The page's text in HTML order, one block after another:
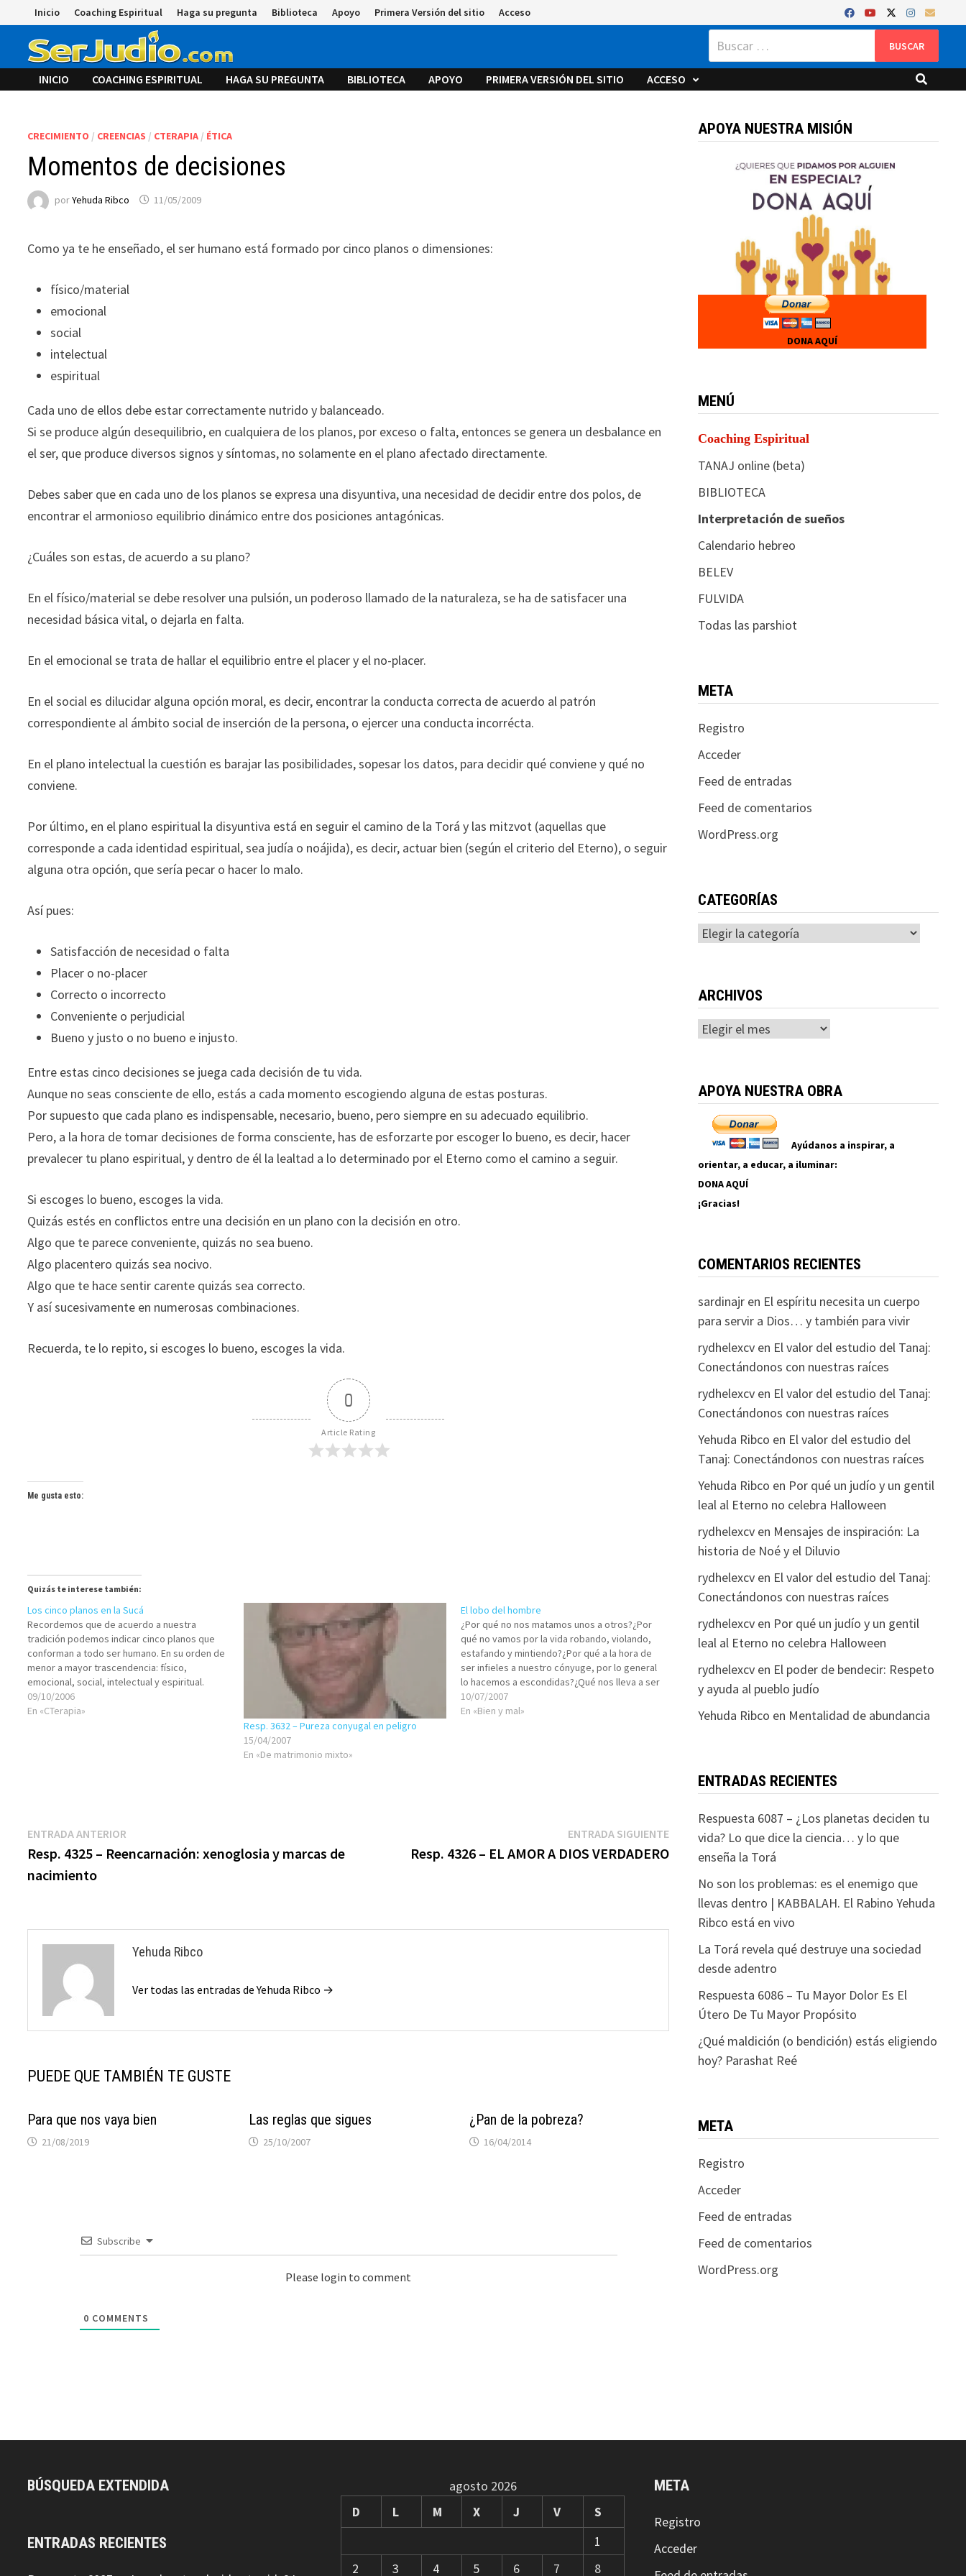
al
contenido
Inicio Coaching Espiritual Haga su pregunta Biblioteca Apoyo Primera Versión del sitio Acceso
Buscar:
INICIO COACHING ESPIRITUAL HAGA SU PREGUNTA BIBLIOTECA APOYO PRIMERA VERSIÓN DEL SITIO ACCESO
CRECIMIENTO / CREENCIAS / CTERAPIA / ÉTICA
Momentos de decisiones
porYehuda Ribco 11/05/2009
Como ya te he enseñado, el ser humano está formado por cinco planos o dimensiones:
físico/material
emocional
social
intelectual
espiritual
Cada uno de ellos debe estar correctamente nutrido y balanceado.
Si se produce algún desequilibrio, en cualquiera de los planos, por exceso o falta, entonces se genera un desbalance en
el ser, que produce diversos signos y síntomas, no solamente en el plano afectado directamente.
Debes saber que en cada uno de los planos se expresa una disyuntiva, una necesidad de decidir entre dos polos, de
encontrar el armonioso equilibrio dinámico entre dos posiciones antagónicas.
¿Cuáles son estas, de acuerdo a su plano?
En el físico/material se debe resolver una pulsión, un poderoso llamado de la naturaleza, se ha de satisfacer una
necesidad básica vital, o dejarla en falta.
En el emocional se trata de hallar el equilibrio entre el placer y el no-placer.
En el social es dilucidar alguna opción moral, es decir, encontrar la conducta correcta de acuerdo al patrón
correspondiente al ámbito social de inserción de la persona, o ejercer una conducta incorrécta.
En el plano intelectual la cuestión es barajar las posibilidades, sopesar los datos, para decidir qué conviene y qué no
conviene.
Por último, en el plano espiritual la disyuntiva está en seguir el camino de la Torá y las mitzvot (aquellas que
corresponde a cada identidad espiritual, sea judía o noájida), es decir, actuar bien (según el criterio del Eterno), o seguir
alguna otra opción, que sería pecar o hacer lo malo.
Así pues:
Satisfacción de necesidad o falta
Placer o no-placer
Correcto o incorrecto
Conveniente o perjudicial
Bueno y justo o no bueno e injusto.
Entre estas cinco decisiones se juega cada decisión de tu vida.
Aunque no seas consciente de ello, estás a cada momento escogiendo alguna de estas posturas.
Por supuesto que cada plano es indispensable, necesario, bueno, pero siempre en su adecuado equilibrio.
Pero, a la hora de tomar decisiones de forma consciente, has de esforzarte por escoger lo bueno, es decir, hacer
prevalecer tu plano espiritual, y dentro de él la lealtad a lo determinado por el Eterno como el camino a seguir.
Si escoges lo bueno, escoges la vida.
Quizás estés en conflictos entre una decisión en un plano con la decisión en otro.
Algo que te parece conveniente, quizás no sea bueno.
Algo placentero quizás sea nocivo.
Algo que te hace sentir carente quizás sea correcto.
Y así sucesivamente en numerosas combinaciones.
Recuerda, te lo repito, si escoges lo bueno, escoges la vida.
0
Article Rating
Me gusta esto:
Quizás te interese también:
Los cinco planos en la Sucá
Recordemos que de acuerdo a nuestra
tradición podemos indicar cinco planos que
conforman a todo ser humano. En su orden de
menor a mayor trascendencia: físico,
emocional, social, intelectual y espiritual.
¿Cómo repercute la festividad de Sucot en
cada uno de estos planos? Daremos ahora una
09/10/2006
En «CTerapia»
Resp. 3632 – Pureza conyugal en peligro
15/04/2007
En «De matrimonio mixto»
El lobo del hombre
¿Por qué no nos matamos unos a otros?¿Por
qué no vamos por la vida robando, violando,
estafando y mintiendo?¿Por qué a la hora de
ser infieles a nuestro cónyuge, por lo general
lo hacemos a escondidas?¿Qué nos lleva a ser
“morales” y “éticos”? Para responder a esta
cuestión medular, filósofos,…
10/07/2007
En «Bien y mal»
Navegación
de
ENTRADA ANTERIOR
anterior:
Resp. 4325 – Reencarnación: xenoglosia y marcas de
nacimiento
ENTRADA SIGUIENTEEntrada
siguiente:
Resp. 4326 – EL AMOR A DIOS VERDADERO
Yehuda Ribco
Ver todas las entradas de Yehuda Ribco →
PUEDE QUE TAMBIÉN TE GUSTE
Para que nos vaya bien
21/08/2019
Las reglas que sigues
25/10/2007
¿Pan de la pobreza?
16/04/2014
Subscribe
Please login to comment
0 COMMENTS
APOYA NUESTRA MISIÓN
DONA AQUÍ
MENÚ
Coaching Espiritual
TANAJ online (beta)
BIBLIOTECA
Interpretación de sueños
Calendario hebreo
BELEV
FULVIDA
Todas las parshiot
META
Registro
Acceder
Feed de entradas
Feed de comentarios
WordPress.org
CATEGORÍAS
Categorías
ARCHIVOS
Archivos
APOYA NUESTRA OBRA
Ayúdanos a inspirar, a
orientar, a educar, a iluminar:
DONA AQUÍ
¡Gracias!
COMENTARIOS RECIENTES
sardinajren El espíritu necesita un cuerpo
para servir a Dios… y también para vivir
rydhelexcven El valor del estudio del Tanaj:
Conectándonos con nuestras raíces
rydhelexcven El valor del estudio del Tanaj:
Conectándonos con nuestras raíces
Yehuda Ribco en El valor del estudio del
Tanaj: Conectándonos con nuestras raíces
Yehuda Ribco en Por qué un judío y un gentil
leal al Eterno no celebra Halloween
rydhelexcven Mensajes de inspiración: La
historia de Noé y el Diluvio
rydhelexcven El valor del estudio del Tanaj:
Conectándonos con nuestras raíces
rydhelexcven Por qué un judío y un gentil
leal al Eterno no celebra Halloween
rydhelexcven El poder de bendecir: Respeto
y ayuda al pueblo judío
Yehuda Ribco en Mentalidad de abundancia
ENTRADAS RECIENTES
Respuesta 6087 – ¿Los planetas deciden tu
vida? Lo que dice la ciencia… y lo que
enseña la Torá
No son los problemas: es el enemigo que
llevas dentro | KABBALAH. El Rabino Yehuda
Ribco está en vivo
La Torá revela qué destruye una sociedad
desde adentro
Respuesta 6086 – Tu Mayor Dolor Es El
Útero De Tu Mayor Propósito
¿Qué maldición (o bendición) estás eligiendo
hoy? Parashat Reé
META
Registro
Acceder
Feed de entradas
Feed de comentarios
WordPress.org
BÚSQUEDA EXTENDIDA
ENTRADAS RECIENTES
agosto 2026
D
L M X J V
S
1
2
3 4 5 6 7 8
META
Registro
Acceder